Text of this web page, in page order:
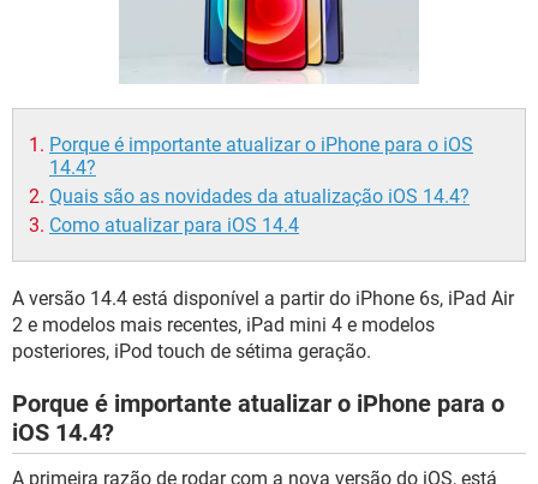
Porque é importante atualizar o iPhone para o iOS
14.4?
Quais são as novidades da atualização iOS 14.4?
Como atualizar para iOS 14.4
A versão 14.4 está disponível a partir do iPhone 6s, iPad Air
2 e modelos mais recentes, iPad mini 4 e modelos
posteriores, iPod touch de sétima geração.
Porque é importante atualizar o iPhone para o
iOS 14.4?
A primeira razão de rodar com a nova versão do iOS, está